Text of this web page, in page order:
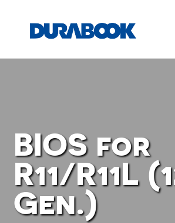
BIOS for
R11/R11L
Gen.)